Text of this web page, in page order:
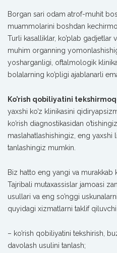
Borgan sari odam atrof-muhit
muammolarini boshdan
Turli kasalliklar, ko’plab gadjetlar
muhim organning
yosharganligi, oftalmologik
bolalarning ko’pligi ajablanarli
Ko’rish qobiliyatini
yaxshi ko’z klinikasini
ko’rish diagnostikasidan
maslahatlashishingiz, eng yaxshi
tanlashingiz mumkin.
Biz hatto eng yangi va murakkab
Tajribali mutaxassislar jamoasi
usullari va eng so’nggi
quyidagi xizmatlarni taklif
– ko’rish qobiliyatini tekshirish,
davolash usulini tanlash;